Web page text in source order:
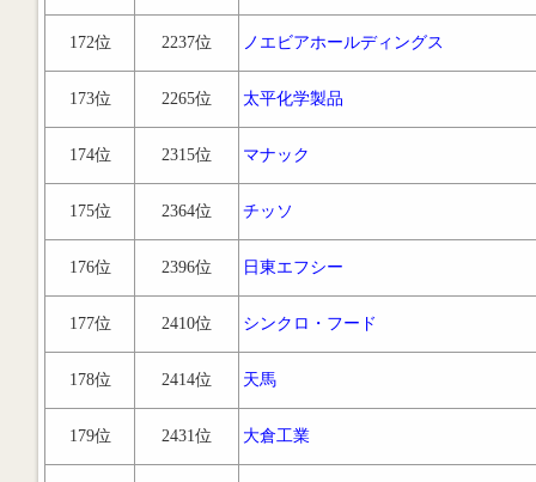
172位 2237位 ノエビアホールディングス
173位 2265位 太平化学製品
174位 2315位 マナック
175位 2364位 チッソ
176位 2396位 日東エフシー
177位 2410位 シンクロ・フード
178位 2414位 天馬
179位 2431位 大倉工業